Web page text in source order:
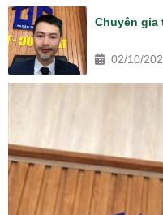
Chuyên gia
02/10/